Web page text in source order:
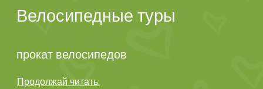
Велосипедные туры
прокат велосипедов
Продолжай читать.